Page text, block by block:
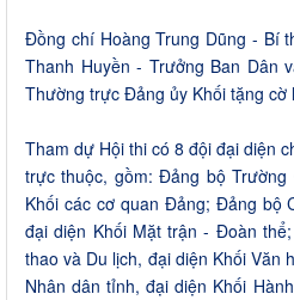
Đồng chí Hoàng Trung Dũng - Bí
Thanh Huyền - Trưởng Ban Dân
Thường trực Đảng ủy Khối tặng cờ
Tham dự Hội thi có 8 đội đại diện
trực thuộc, gồm: Đảng bộ
Khối các cơ quan Đảng; Đảng bộ
đại diện Khối Mặt trận - Đoàn
thao và Du lịch, đại diện Khối Văn
Nhân dân tỉnh, đại diện Khối